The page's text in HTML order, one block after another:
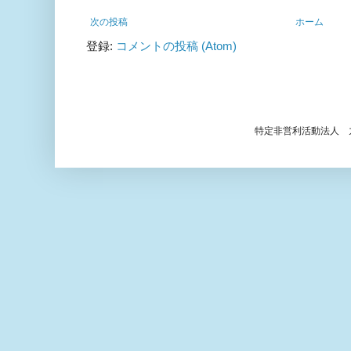
次の投稿 ホーム
登録: コメントの投稿 (Atom)
特定非営利活動法人